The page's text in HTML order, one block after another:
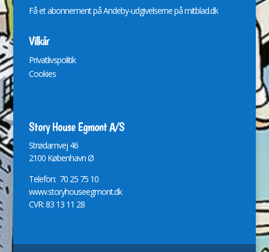
Få et abonnement på Andeby-udgivelserne påmitblad.dk
Vilkår
Privatlivspolitik
Cookies
Story House Egmont A/S
Strødamvej 46
2100 København Ø
Telefon: 70 25 75 10
www.storyhouseegmont.dk
CVR: 83 13 11 28